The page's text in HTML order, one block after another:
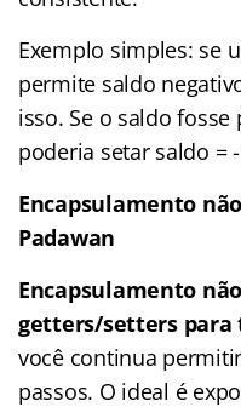
Exemplo simples: se
permite saldo
isso. Se o saldo
poderia setar saldo =
Encapsulamento
Padawan
Encapsulamento
getters/setters para
você continua
passos. O ideal é